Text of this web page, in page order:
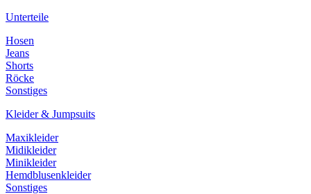
Unterteile
Hosen
Jeans
Shorts
Röcke
Sonstiges
Kleider & Jumpsuits
Maxikleider
Midikleider
Minikleider
Hemdblusenkleider
Sonstiges